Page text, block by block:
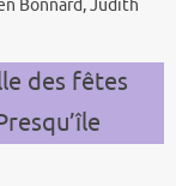
Bonnard, Judith
des fêtes